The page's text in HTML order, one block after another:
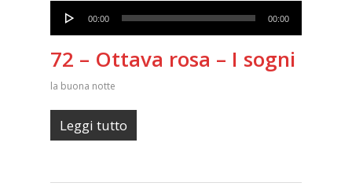
Audio
Player
00:00 00:00
72 – Ottava rosa – I sogni
la buona notte
Leggi tutto